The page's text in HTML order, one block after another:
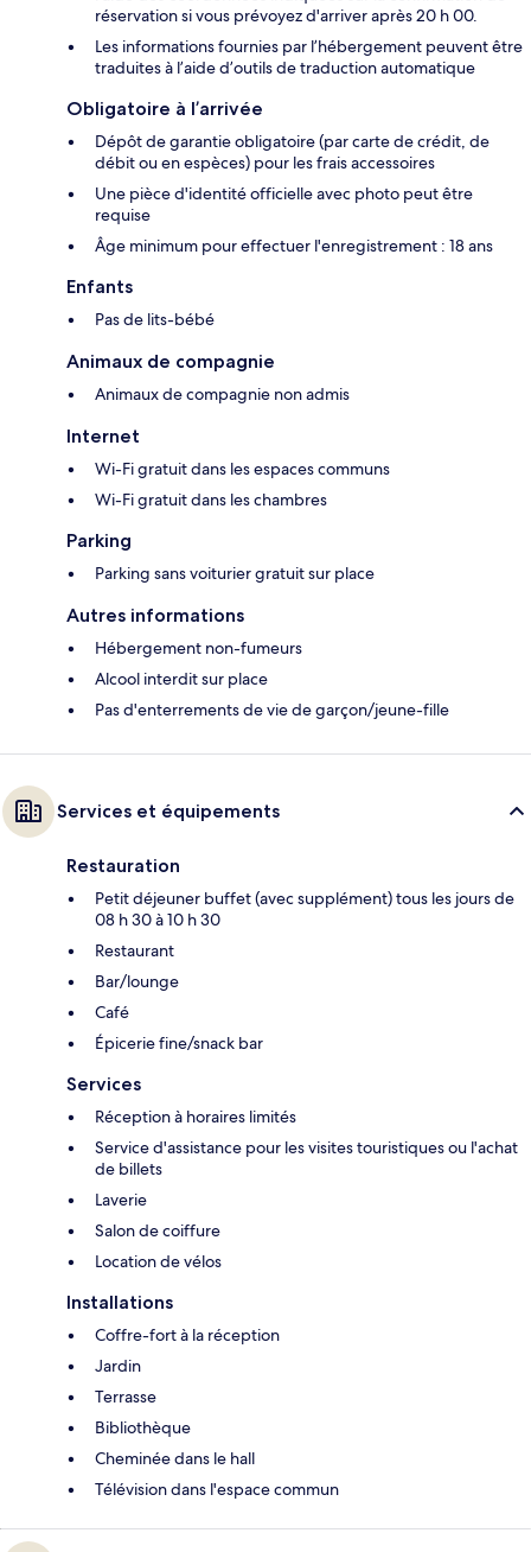
réservation si vous prévoyez d'arriver après 20 h 00.
Les informations fournies par l’hébergement peuvent être
traduites à l’aide d’outils de traduction automatique
Obligatoire à l’arrivée
Dépôt de garantie obligatoire (par carte de crédit, de
débit ou en espèces) pour les frais accessoires
Une pièce d'identité officielle avec photo peut être
requise
Âge minimum pour effectuer l'enregistrement : 18 ans
Enfants
Pas de lits-bébé
Animaux de compagnie
Animaux de compagnie non admis
Internet
Wi-Fi gratuit dans les espaces communs
Wi-Fi gratuit dans les chambres
Parking
Parking sans voiturier gratuit sur place
Autres informations
Hébergement non-fumeurs
Alcool interdit sur place
Pas d'enterrements de vie de garçon/jeune-fille
Services et équipements
Restauration
Petit déjeuner buffet (avec supplément) tous les jours de
08 h 30 à 10 h 30
Restaurant
Bar/lounge
Café
Épicerie fine/snack bar
Services
Réception à horaires limités
Service d'assistance pour les visites touristiques ou l'achat
de billets
Laverie
Salon de coiffure
Location de vélos
Installations
Coffre-fort à la réception
Jardin
Terrasse
Bibliothèque
Cheminée dans le hall
Télévision dans l'espace commun